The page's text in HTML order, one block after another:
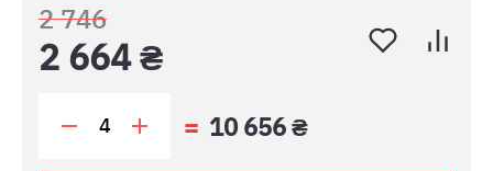
2 746
2 664 ₴
10 656 ₴